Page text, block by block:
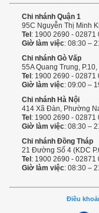
Chi nhánh Quận 1
95C Nguyễn Thị Minh
Tel : 1900 2690 -
Giờ làm việc: 08:30 –
Chi nhánh Gò Vấp
55A Quang Trung, P.10,
Tel : 1900 2690 -
Giờ làm việc: 09:00 –
Chi nhánh Hà Nội
414 Xã Đàn, Phường
Tel : 1900 2690 -
Giờ làm việc: 08:30 –
Chi nhánh Đồng Tháp
21 Đường Số 4 (KDC
Tel : 1900 2690 -
Giờ làm việc: 08:30 –
Điều